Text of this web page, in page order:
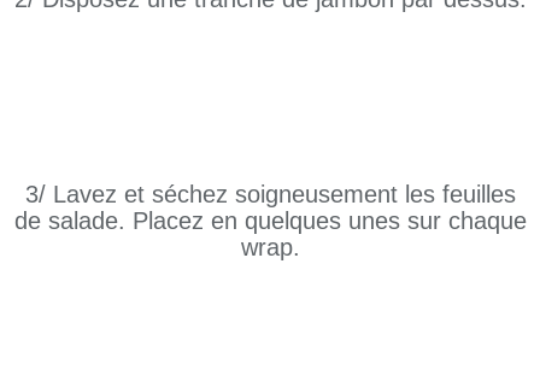
3/ Lavez et séchez soigneusement les feuilles
de salade. Placez en quelques unes sur chaque
wrap.